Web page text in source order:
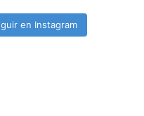
en Instagram